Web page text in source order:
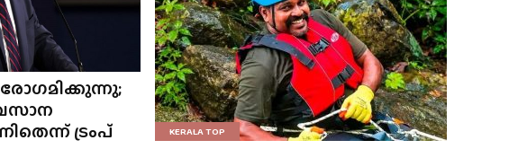
ട്രംപ്
KERALA TOP